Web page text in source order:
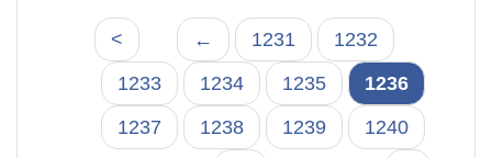
←
< 1231
1232
1233
1234 1235
1236
1237
1238 1239
1240